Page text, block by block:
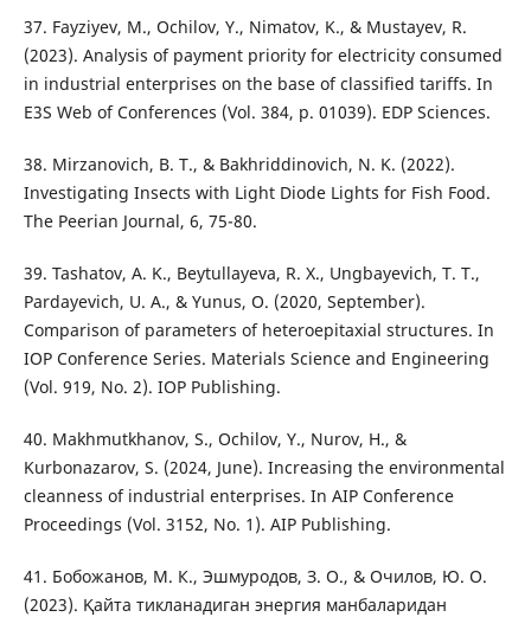
37. Fayziyev, M., Ochilov, Y., Nimatov, K., & Mustayev, R.
(2023). Analysis of payment priority for electricity consumed
in industrial enterprises on the base of classified tariffs. In
E3S Web of Conferences (Vol. 384, p. 01039). EDP Sciences.
38. Mirzanovich, B. T., & Bakhriddinovich, N. K. (2022).
Investigating Insects with Light Diode Lights for Fish Food.
The Peerian Journal, 6, 75-80.
39. Tashatov, A. K., Beytullayeva, R. X., Ungbayevich, T. T.,
Pardayevich, U. A., & Yunus, O. (2020, September).
Comparison of parameters of heteroepitaxial structures. In
IOP Conference Series. Materials Science and Engineering
(Vol. 919, No. 2). IOP Publishing.
40. Makhmutkhanov, S., Ochilov, Y., Nurov, H., &
Kurbonazarov, S. (2024, June). Increasing the environmental
cleanness of industrial enterprises. In AIP Conference
Proceedings (Vol. 3152, No. 1). AIP Publishing.
41. Бобожанов, М. К., Эшмуродов, З. О., & Очилов, Ю. О.
(2023). Қайта тикланадиган энергия манбаларидан